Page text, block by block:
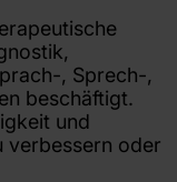
, Sprech-,
beschäftigt.
und
verbessern oder